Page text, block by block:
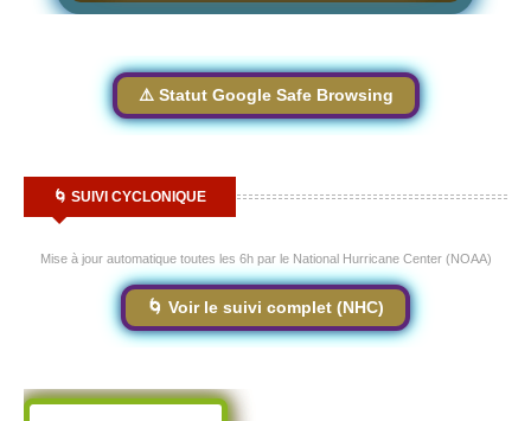
⚠️ Statut Google Safe Browsing
🌀 SUIVI CYCLONIQUE
Mise à jour automatique toutes les 6h par le National Hurricane Center (NOAA)
🌀 Voir le suivi complet (NHC)